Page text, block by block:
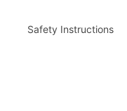
Safety Instructions